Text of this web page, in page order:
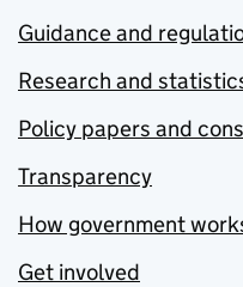
Guidance and
Research and
Policy papers and
Transparency
How government
Get involved